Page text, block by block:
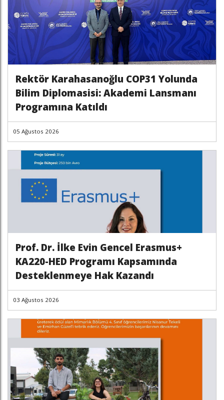
Rektör Karahasanoğlu COP31 Yolunda
Bilim Diplomasisi: Akademi Lansmanı
Programına Katıldı
05 Ağustos 2026
Prof. Dr. İlke Evin Gencel Erasmus+
KA220-HED Programı Kapsamında
Desteklenmeye Hak Kazandı
03 Ağustos 2026